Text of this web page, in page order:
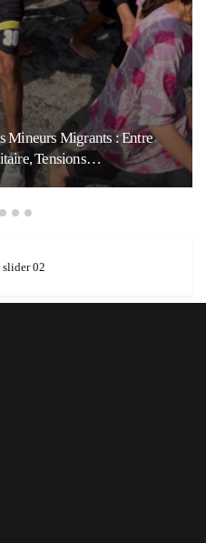
Mineurs Migrants : Entre
Tensions…